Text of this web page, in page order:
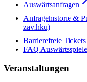
Auswärtsanfragen
Anfragehistorie &
zavihku)
Barrierefreie Tickets
FAQ Auswärtsspiele
Veranstaltungen